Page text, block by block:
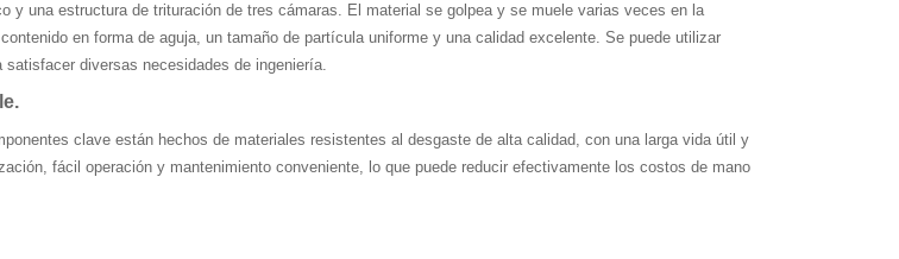
y una estructura de trituración de tres cámaras. El material se golpea y se muele varias veces en la
en forma de aguja, un tamaño de partícula uniforme y una calidad excelente. Se puede utilizar
diversas necesidades de ingeniería.
clave están hechos de materiales resistentes al desgaste de alta calidad, con una larga vida útil y
fácil operación y mantenimiento conveniente, lo que puede reducir efectivamente los costos de mano